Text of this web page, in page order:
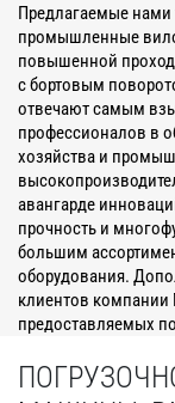
Предлагаемые нами
промышленные
повышенной
с бортовым
отвечают самым
профессионалов в
хозяйства и
авангарде
прочность и
большим
оборудования.
клиентов компании
предоставляемых